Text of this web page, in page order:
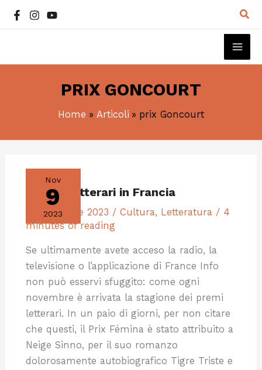
PRIX GONCOURT
Home Articoli prix Goncourt
Nov
9
2023
I premi letterari in Francia
9 Novembre 2023 / Cultura, Letteratura/ 4
minutes of reading
Se ultimamente avete acceso la radio, la
televisione o l’applicazione di France Info
non può esservi sfuggito: come ogni
novembre è arrivata la stagione dei premi
letterari. In un paio di giorni, per non citare
che questi, il Prix Fémina è stato attribuito a
Neige Sinno, per il suo romanzo
dolorosamente autobiografico Tigre Triste e
PREMI
IN
FRANCIA